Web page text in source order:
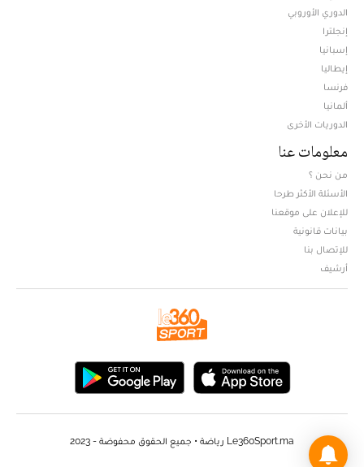
الدوري الأوروبي
إنجلترا
إسبانيا
إيطاليا
فرنسا
ألمانيا
الدوريات الأخرى
معلومات عنا
من نحن ؟
الأسئلة الأكثر طرحا
للإعلان على موقعنا
بيانات قانونية
للإتصال بنا
أرشيف
Le360Sport.ma رياضة • جميع الحقوق محفوضة - 2023